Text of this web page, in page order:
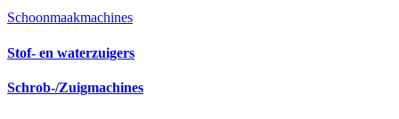
Schoonmaakmachines
Stof- en waterzuigers
Schrob-/Zuigmachines